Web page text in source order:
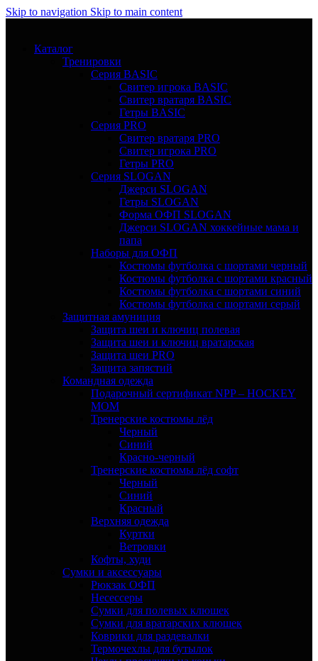
Skip to navigation Skip to main content
Каталог
Тренировки
Серия BASIC
Свитер игрока BASIC
Свитер вратаря BASIC
Гетры BASIC
Серия PRO
Свитер вратаря PRO
Свитер игрока PRO
Гетры PRO
Серия SLOGAN
Джерси SLOGAN
Гетры SLOGAN
Форма ОФП SLOGAN
Джерси SLOGAN хоккейные мама и
папа
Наборы для ОФП
Костюмы футболка с шортами черный
Костюмы футболка с шортами красный
Костюмы футболка с шортами синий
Костюмы футболка с шортами серый
Защитная амуниция
Защита шеи и ключиц полевая
Защита шеи и ключиц вратарская
Защита шеи PRO
Защита запястий
Командная одежда
Подарочный сертификат NPP – HOCKEY
MOM
Тренерские костюмы лёд
Черный
Синий
Красно-черный
Тренерские костюмы лёд софт
Черный
Синий
Красный
Верхняя одежда
Куртки
Ветровки
Кофты, худи
Сумки и аксессуары
Рюкзак ОФП
Несессеры
Сумки для полевых клюшек
Сумки для вратарских клюшек
Коврики для раздевалки
Термочехлы для бутылок